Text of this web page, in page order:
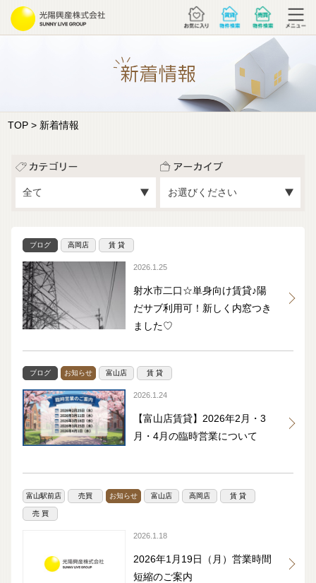
TOP> 新着情報
ブログ 高岡店 賃 貸
2026.1.25
射水市二口☆単身向け賃貸♪陽
だサブ利用可！新しく内窓つき
ました♡
ブログ お知らせ 富山店 賃 貸
2026.1.24
【富山店賃貸】2026年2月・3
月・4月の臨時営業について
富山駅前店 売買 お知らせ 富山店 高岡店 賃 貸
売 買
2026.1.18
2026年1月19日（月）営業時間
短縮のご案内